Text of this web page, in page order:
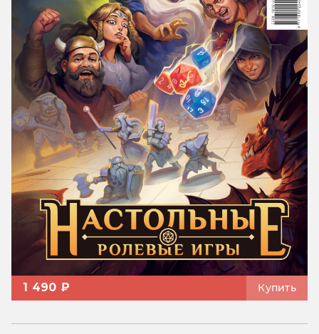
1 490 ₽ Купить